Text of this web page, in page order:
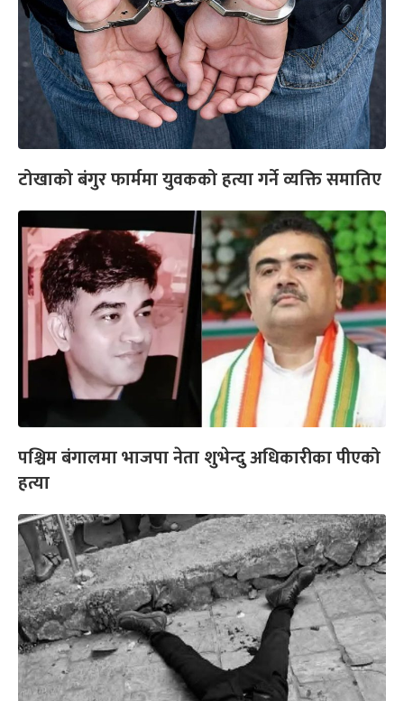
टोखाको बंगुर फार्ममा युवकको हत्या गर्ने व्यक्ति समातिए
पश्चिम बंगालमा भाजपा नेता शुभेन्दु अधिकारीका पीएको
हत्या